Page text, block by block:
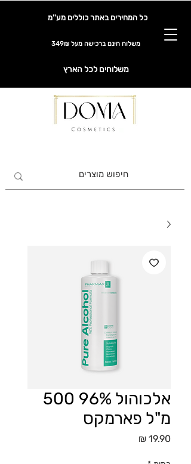
כל המחירים באתר כוללים מע''מ
משלוח חינם ברכישה מעל 349₪
משלוחים לכל הארץ
אלכוהול 96% 500
מ"ל פארמקס